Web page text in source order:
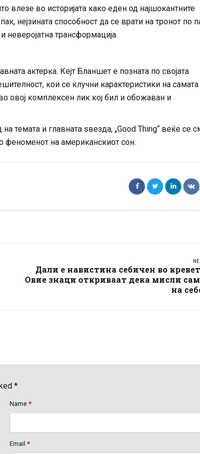
влезе во историјата како еден од најшокантните
нејзината способност да се врати на тронот по
неверојатна трансформација.
актерка. Кејт Бланшет е позната по својата
кои се клучни карактеристики на самата
овој комплексен лик кој бил и обожаван и
темата и главната ѕвезда, „Good Thing“ веќе се
феноменот на американскиот сон.
Дали е навистина себичен во
Овие знаци откриваат дека мисли
на
*
Name *
Email *